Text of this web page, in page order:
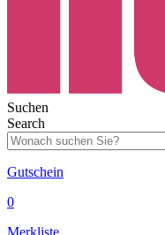
Suchen
Search
Gutschein
0
Merkliste